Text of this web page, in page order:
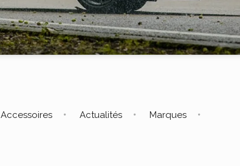
Accessoires Actualités Marques